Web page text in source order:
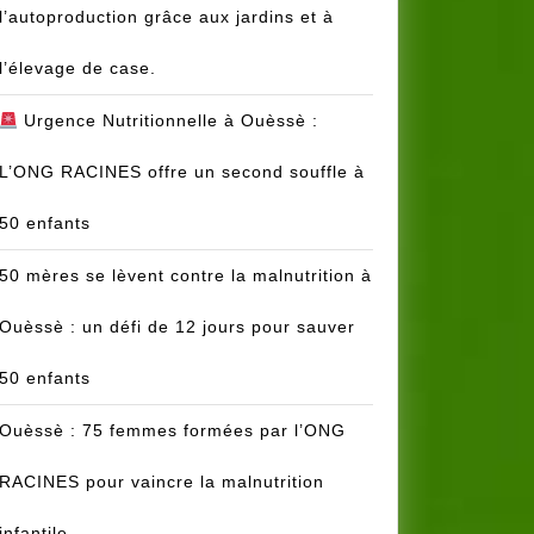
l’autoproduction grâce aux jardins et à
l’élevage de case.
Urgence Nutritionnelle à Ouèssè :
L’ONG RACINES offre un second souffle à
50 enfants
50 mères se lèvent contre la malnutrition à
Ouèssè : un défi de 12 jours pour sauver
50 enfants
Ouèssè : 75 femmes formées par l’ONG
RACINES pour vaincre la malnutrition